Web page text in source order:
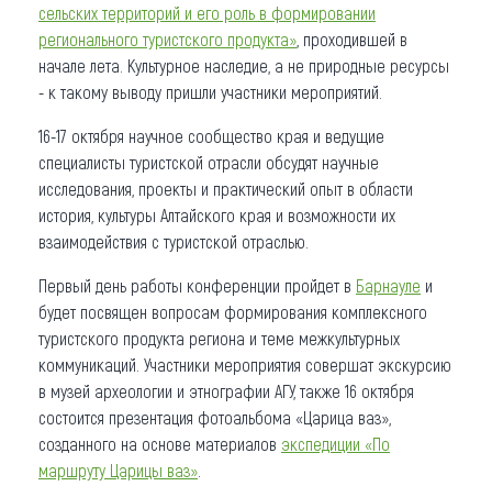
сельских территорий и его роль в формировании
регионального туристского продукта» , проходившей в
начале лета. Культурное наследие, а не природные ресурсы
- к такому выводу пришли участники мероприятий.
16-17 октября научное сообщество края и ведущие
специалисты туристской отрасли обсудят научные
исследования, проекты и практический опыт в области
история, культуры Алтайского края и возможности их
взаимодействия с туристской отраслью.
Первый день работы конференции пройдет в Барнауле и
будет посвящен вопросам формирования комплексного
туристского продукта региона и теме межкультурных
коммуникаций. Участники мероприятия совершат экскурсию
в музей археологии и этнографии АГУ, также 16 октября
состоится презентация фотоальбома «Царица ваз»,
созданного на основе материалов экспедиции «По
маршруту Царицы ваз»